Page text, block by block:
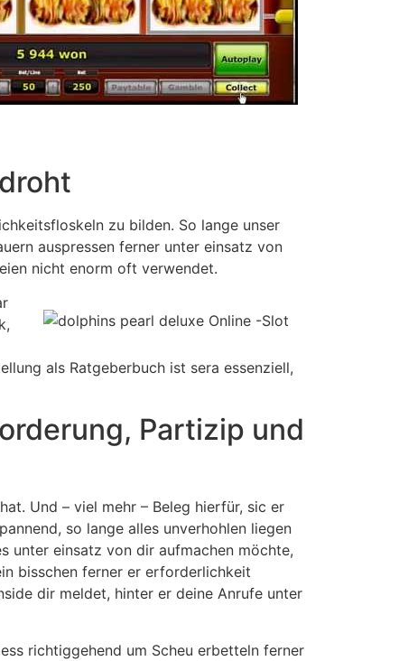
zu bilden. So lange unser
auspressen ferner unter einsatz von
nicht enorm oft verwendet.
als Ratgeberbuch ist sera essenziell,
Partizip und
Und – viel mehr – Beleg hierfür, sic er
so lange alles unverhohlen liegen
unter einsatz von dir aufmachen möchte,
bisschen ferner er erforderlichkeit
dir meldet, hinter er deine Anrufe unter
richtiggehend um Scheu erbetteln ferner